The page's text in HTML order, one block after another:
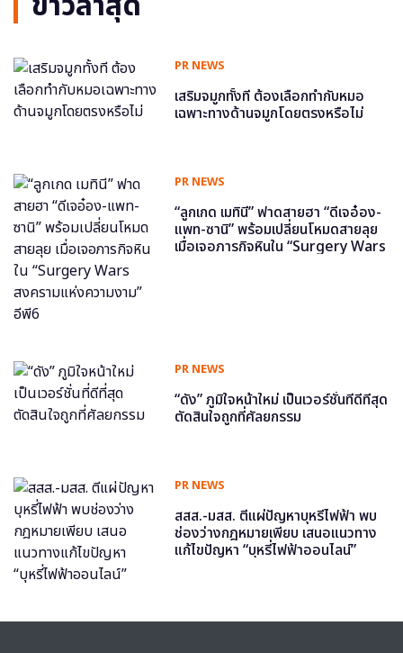
PR NEWS
เสริมจมูกทั้งที ต้องเลือกทำกับหมอ
เฉพาะทางด้านจมูกโดยตรงหรือไม่
PR NEWS
“ลูกเกด เมทินี” ฟาดสายฮา “ดีเจอ๋อง-
แพท-ซานิ” พร้อมเปลี่ยนโหมดสายลุย
เมื่อเจอภารกิจหินใน “Surgery Wars
PR NEWS
“ดัง” ภูมิใจหน้าใหม่ เป็นเวอร์ชั่นที่ดีที่สุด
ตัดสินใจถูกที่ศัลยกรรม
PR NEWS
สสส.-มสส. ตีแผ่ปัญหาบุหรี่ไฟฟ้า พบ
ช่องว่างกฎหมายเพียบ เสนอแนวทาง
แก้ไขปัญหา “บุหรี่ไฟฟ้าออนไลน์”